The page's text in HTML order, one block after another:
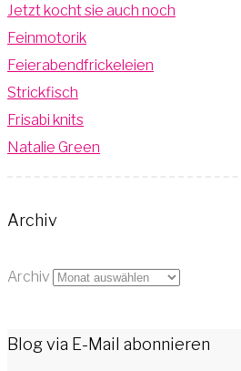
Jetzt kocht sie auch noch
Feinmotorik
Feierabendfrickeleien
Strickfisch
Frisabi knits
Natalie Green
Archiv
Archiv
Blog via E-Mail abonnieren